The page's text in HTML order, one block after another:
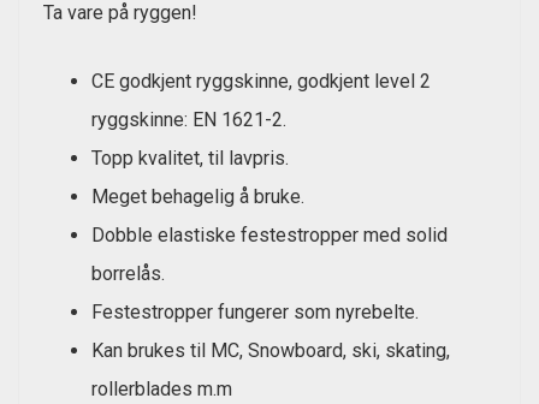
Ta vare på ryggen!
CE godkjent ryggskinne, godkjent level 2
ryggskinne: EN 1621-2.
Topp kvalitet, til lavpris.
Meget behagelig å bruke.
Dobble elastiske festestropper med solid
borrelås.
Festestropper fungerer som nyrebelte.
Kan brukes til MC, Snowboard, ski, skating,
rollerblades m.m